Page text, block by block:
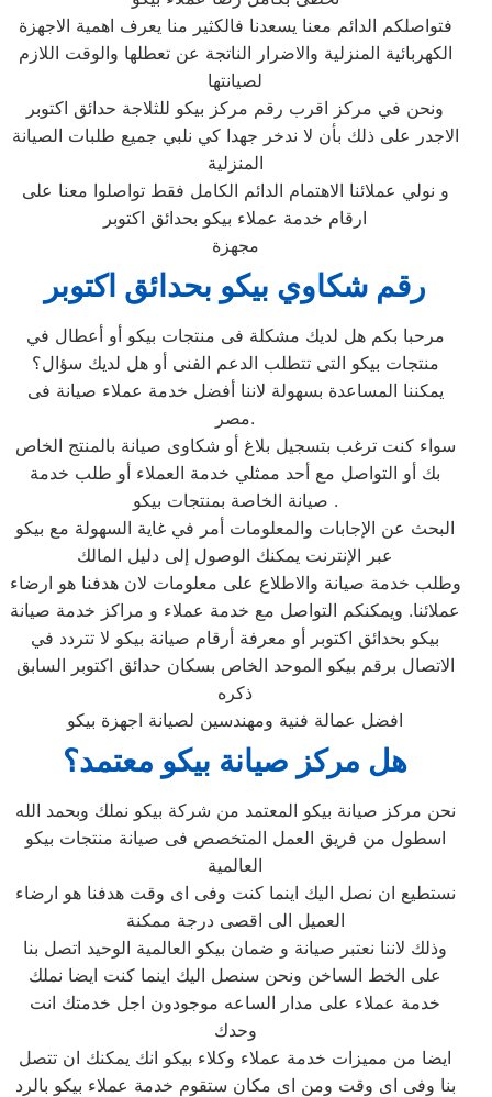
فتواصلكم الدائم معنا يسعدنا فالكثير منا يعرف اهمية الاجهزة
الكهربائية المنزلية والاضرار الناتجة عن تعطلها والوقت اللازم
لصيانتها
ونحن في مركز اقرب رقم مركز بيكو للثلاجة حدائق اكتوبر
الاجدر على ذلك بأن لا ندخر جهدا كي نلبي جميع طلبات الصيانة
المنزلية
و نولي عملائنا الاهتمام الدائم الكامل فقط تواصلوا معنا على
ارقام خدمة عملاء بيكو بحدائق اكتوبر
مجهزة
رقم شكاوي بيكو بحدائق اكتوبر
مرحبا بكم هل لديك مشكلة فى منتجات بيكو أو أعطال في
منتجات بيكو التى تتطلب الدعم الفنى أو هل لديك سؤال؟
يمكننا المساعدة بسهولة لاننا أفضل خدمة عملاء صيانة فى
مصر.
سواء كنت ترغب بتسجيل بلاغ أو شكاوى صيانة بالمنتج الخاص
بك أو التواصل مع أحد ممثلي خدمة العملاء أو طلب خدمة
صيانة الخاصة بمنتجات بيكو .
البحث عن الإجابات والمعلومات أمر في غاية السهولة مع بيكو
عبر الإنترنت يمكنك الوصول إلى دليل المالك
وطلب خدمة صيانة والاطلاع على معلومات لان هدفنا هو ارضاء
عملائنا. ويمكنكم التواصل مع خدمة عملاء و مراكز خدمة صيانة
بيكو بحدائق اكتوبر أو معرفة أرقام صيانة بيكو لا تتردد في
الاتصال برقم بيكو الموحد الخاص بسكان حدائق اكتوبر السابق
ذكره
افضل عمالة فنية ومهندسين لصيانة اجهزة بيكو
هل مركز صيانة بيكو معتمد؟
نحن مركز صيانة بيكو المعتمد من شركة بيكو نملك وبحمد الله
اسطول من فريق العمل المتخصص فى صيانة منتجات بيكو
العالمية
نستطيع ان نصل اليك اينما كنت وفى اى وقت هدفنا هو ارضاء
العميل الى اقصى درجة ممكنة
وذلك لاننا نعتبر صيانة و ضمان بيكو العالمية الوحيد اتصل بنا
على الخط الساخن ونحن سنصل اليك اينما كنت ايضا نملك
خدمة عملاء على مدار الساعه موجودون اجل خدمتك انت
وحدك
ايضا من مميزات خدمة عملاء وكلاء بيكو انك يمكنك ان تتصل
بنا وفى اى وقت ومن اى مكان ستقوم خدمة عملاء بيكو بالرد